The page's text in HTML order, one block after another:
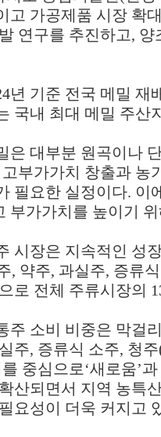
고 가공제품 시장 확
연구를 추진하고, 양
년 기준 전국 메밀 재
국내 최대 메밀 주산
은 대부분 원곡이나
고부가가치 창출과 농
필요한 실정이다. 이
부가가치를 높이기
시장은 지속적인 성
, 약주, 과실주, 증류
로 전체 주류시장의
주 소비 비중은 막걸
주, 증류식 소주, 청주
중심으로 ‘새로움’과
산되면서 지역 농특
요성이 더욱 커지고